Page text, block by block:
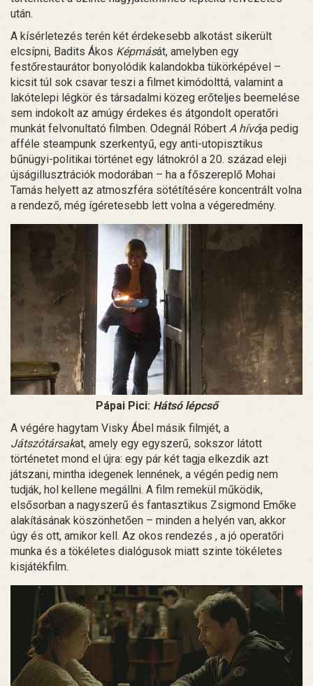
után.
A kísérletezés terén két érdekesebb alkotást sikerült
elcsípni, Badits Ákos Képmását, amelyben egy
festőrestaurátor bonyolódik kalandokba tükörképével –
kicsit túl sok csavar teszi a filmet kimódolttá, valamint a
lakótelepi légkör és társadalmi közeg erőteljes beemelése
sem indokolt az amúgy érdekes és átgondolt operatőri
munkát felvonultató filmben. Odegnál Róbert A hívója pedig
afféle steampunk szerkentyű, egy anti-utopisztikus
bűnügyi-politikai történet egy látnokról a 20. század eleji
újságillusztrációk modorában – ha a főszereplő Mohai
Tamás helyett az atmoszféra sötétítésére koncentrált volna
a rendező, még ígéretesebb lett volna a végeredmény.
Pápai Pici: Hátsó lépcső
A végére hagytam Visky Ábel másik filmjét, a
Játszótársakat, amely egy egyszerű, sokszor látott
történetet mond el újra: egy pár két tagja elkezdik azt
játszani, mintha idegenek lennének, a végén pedig nem
tudják, hol kellene megállni. A film remekül működik,
elsősorban a nagyszerű és fantasztikus Zsigmond Emőke
alakításának köszönhetően – minden a helyén van, akkor
úgy és ott, amikor kell. Az okos rendezés , a jó operatőri
munka és a tökéletes dialógusok miatt szinte tökéletes
kisjátékfilm.